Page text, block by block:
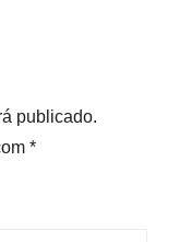
publicado.
*